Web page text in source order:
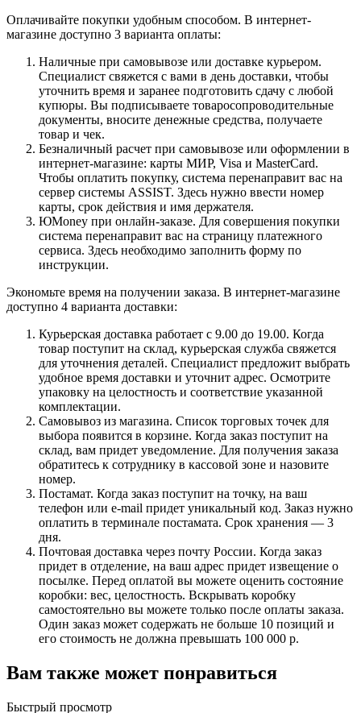
Оплачивайте покупки удобным способом. В интернет-
магазине доступно 3 варианта оплаты:
Наличные при самовывозе или доставке курьером.
Специалист свяжется с вами в день доставки, чтобы
уточнить время и заранее подготовить сдачу с любой
купюры. Вы подписываете товаросопроводительные
документы, вносите денежные средства, получаете
товар и чек.
Безналичный расчет при самовывозе или оформлении в
интернет-магазине: карты МИР, Visa и MasterCard.
Чтобы оплатить покупку, система перенаправит вас на
сервер системы ASSIST. Здесь нужно ввести номер
карты, срок действия и имя держателя.
ЮMoney при онлайн-заказе. Для совершения покупки
система перенаправит вас на страницу платежного
сервиса. Здесь необходимо заполнить форму по
инструкции.
Экономьте время на получении заказа. В интернет-магазине
доступно 4 варианта доставки:
Курьерская доставка работает с 9.00 до 19.00. Когда
товар поступит на склад, курьерская служба свяжется
для уточнения деталей. Специалист предложит выбрать
удобное время доставки и уточнит адрес. Осмотрите
упаковку на целостность и соответствие указанной
комплектации.
Самовывоз из магазина. Список торговых точек для
выбора появится в корзине. Когда заказ поступит на
склад, вам придет уведомление. Для получения заказа
обратитесь к сотруднику в кассовой зоне и назовите
номер.
Постамат. Когда заказ поступит на точку, на ваш
телефон или e-mail придет уникальный код. Заказ нужно
оплатить в терминале постамата. Срок хранения — 3
дня.
Почтовая доставка через почту России. Когда заказ
придет в отделение, на ваш адрес придет извещение о
посылке. Перед оплатой вы можете оценить состояние
коробки: вес, целостность. Вскрывать коробку
самостоятельно вы можете только после оплаты заказа.
Один заказ может содержать не больше 10 позиций и
его стоимость не должна превышать 100 000 р.
Вам также может понравиться
Быстрый просмотр